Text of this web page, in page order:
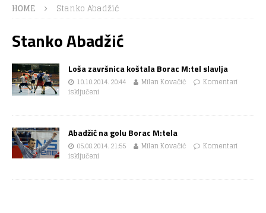
HOME Stanko Abadžić
Stanko Abadžić
Loša završnica koštala Borac M:tel slavlja
10.10.2014. 20:44 Milan Kovačić
Komentari
isključeni
Abadžić na golu Borac M:tela
05.08.2014. 21:55 Milan Kovačić
Komentari
isključeni